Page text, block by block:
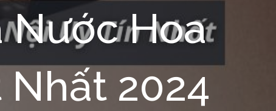
Nước Hoa
Nhất 2024